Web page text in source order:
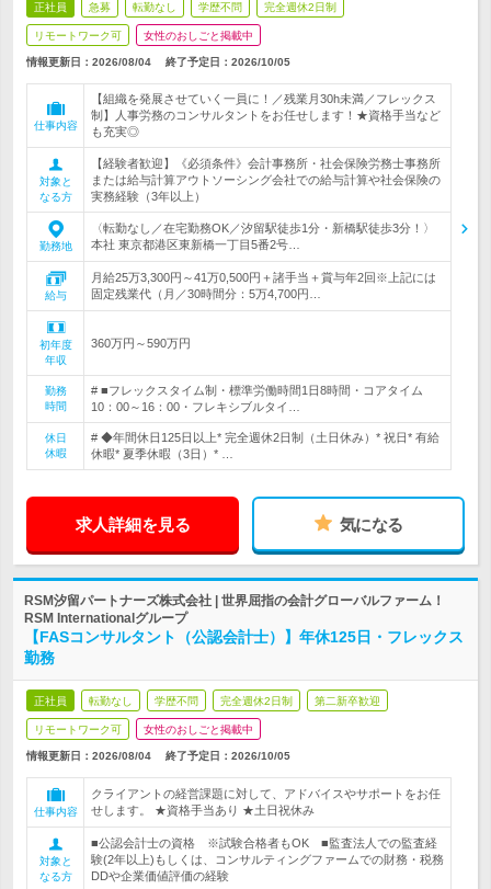
正社員 急募 転勤なし 学歴不問 完全週休2日制
リモートワーク可 女性のおしごと掲載中
情報更新日：2026/08/04 終了予定日： 2026/10/05
仕事内容
【組織を発展させていく一員に！／残業月30h未満／フレックス
制】人事労務のコンサルタントをお任せします！★資格手当など
も充実◎
対象と
なる方
【経験者歓迎】《必須条件》会計事務所・社会保険労務士事務所
または給与計算アウトソーシング会社での給与計算や社会保険の
実務経験（3年以上）
勤務地
〈転勤なし／在宅勤務OK／汐留駅徒歩1分・新橋駅徒歩3分！〉
本社 東京都港区東新橋一丁目5番2号…
給与
月給25万3,300円～41万0,500円＋諸手当＋賞与年2回※上記には
固定残業代（月／30時間分：5万4,700円…
初年度
年収
360万円～590万円
勤務
時間
# ■フレックスタイム制・標準労働時間1日8時間・コアタイム
10：00～16：00・フレキシブルタイ…
休日
休暇
# ◆年間休日125日以上* 完全週休2日制（土日休み）* 祝日* 有給
休暇* 夏季休暇（3日）* …
求人詳細を見る 気になる
RSM汐留パートナーズ株式会社 | 世界屈指の会計グローバルファーム！
RSM Internationalグループ
【FASコンサルタント（公認会計士）】年休125日・フレックス
勤務
正社員 転勤なし 学歴不問 完全週休2日制 第二新卒歓迎
リモートワーク可 女性のおしごと掲載中
情報更新日：2026/08/04 終了予定日： 2026/10/05
仕事内容
クライアントの経営課題に対して、アドバイスやサポートをお任
せします。 ★資格手当あり ★土日祝休み
対象と
なる方
■公認会計士の資格 ※試験合格者もOK ■監査法人での監査経
験(2年以上)もしくは、コンサルティングファームでの財務・税務
DDや企業価値評価の経験